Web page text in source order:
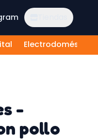
Electrodomésticos
-
pollo